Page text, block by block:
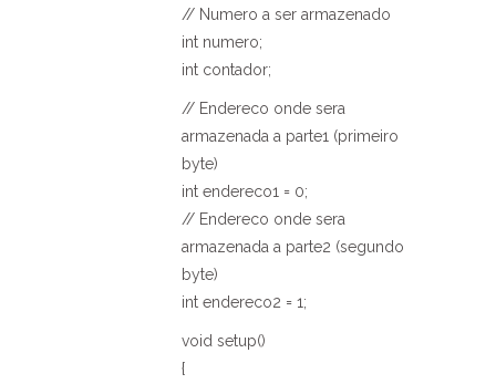
// Numero a ser armazenado
int numero;
int contador;
// Endereco onde sera
armazenada a parte1 (primeiro
byte)
int endereco1 = 0;
// Endereco onde sera
armazenada a parte2 (segundo
byte)
int endereco2 = 1;
void setup()
{